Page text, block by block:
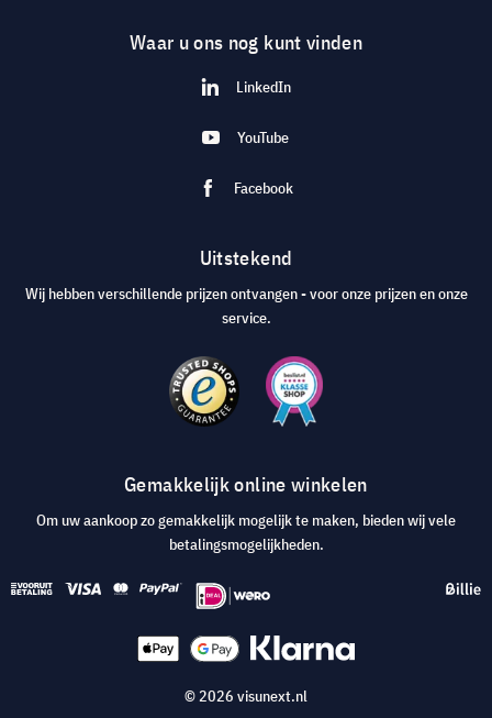
Waar u ons nog kunt vinden
LinkedIn
YouTube
Facebook
Uitstekend
Wij hebben verschillende prijzen ontvangen - voor onze prijzen en onze
service.
Gemakkelijk online winkelen
Om uw aankoop zo gemakkelijk mogelijk te maken, bieden wij vele
betalingsmogelijkheden.
© 2026 visunext.nl